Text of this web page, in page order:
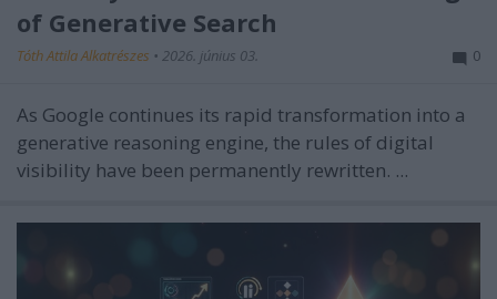
of Generative Search
Tóth Attila Alkatrészes • 2026. június 03. 0
As Google continues its rapid transformation into a
generative reasoning engine, the rules of digital
visibility have been permanently rewritten. ...